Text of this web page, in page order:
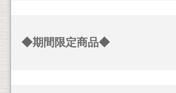
◆期間限定商品◆